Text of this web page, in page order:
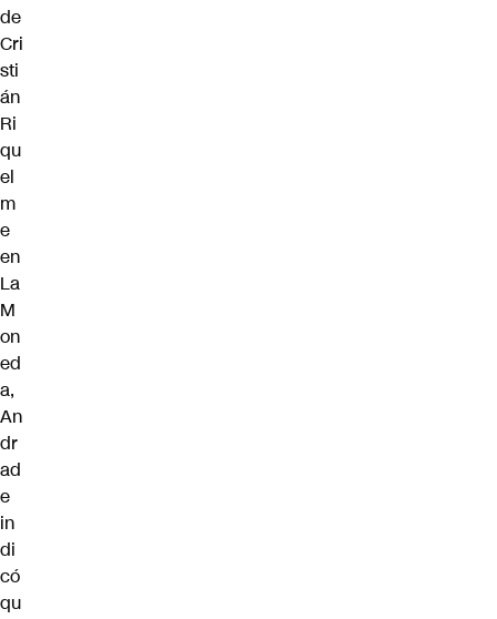
de
Cri
sti
án
Ri
qu
el
m
e
en
La
M
on
ed
a,
An
dr
ad
e
in
di
có
qu